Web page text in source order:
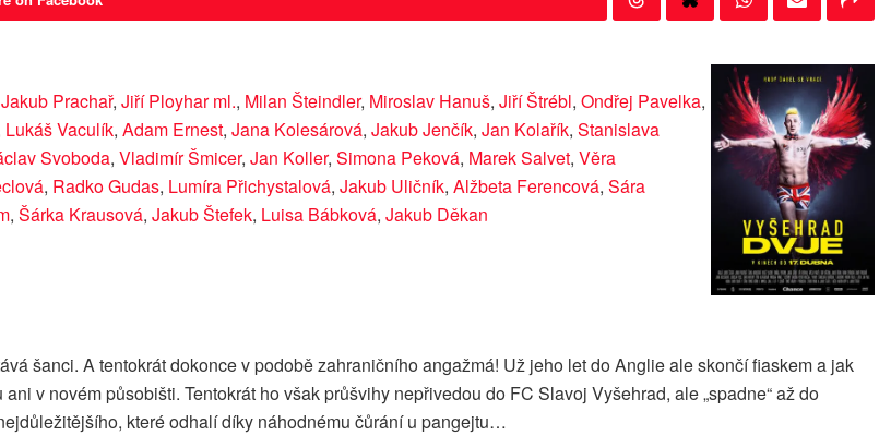
Jakub Prachař, Jiří Ployhar ml., Milan Šteindler, Miroslav Hanuš, Jiří Štrébl, Ondřej Pavelka,
Lukáš Vaculík, Adam Ernest, Jana Kolesárová, Jakub Jenčík, Jan Kolařík, Stanislava
Svoboda, Vladimír Šmicer, Jan Koller, Simona Peková, Marek Salvet, Věra
, Radko Gudas, Lumíra Přichystalová, Jakub Uličník, Alžbeta Ferencová, Sára
, Šárka Krausová, Jakub Štefek, Luisa Bábková, Jakub Děkan
šanci. A tentokrát dokonce v podobě zahraničního angažmá! Už jeho let do Anglie ale skončí fiaskem a jak
v novém působišti. Tentokrát ho však průšvihy nepřivedou do FC Slavoj Vyšehrad, ale „spadne“ až do
které odhalí díky náhodnému čůrání u pangejtu…